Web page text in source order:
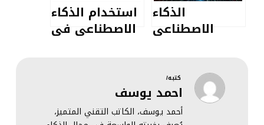
الذكاء
الاصطناعي
العلاقة المتينة
استخدام الذكاء
الاصطناعي في
كتبه/
احمد يوسف
أحمد يوسف، الكاتب التقني المتميز،